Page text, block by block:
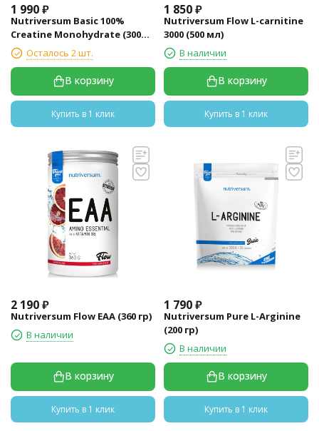
1 990₽
Nutriversum Basic 100%
Creatine Monohydrate (300
гр) Осталось 2 шт.
В корзину
Купить в 1 клик
1 850₽
Nutriversum Flow L-carnitine
3000 (500 мл)
В наличии
В корзину
Купить в 1 клик
2 190₽
Nutriversum Flow EAA (360 гр)
В наличии
В корзину
Купить в 1 клик
1 790₽
Nutriversum Pure L-Arginine
(200 гр)
В наличии
В корзину
Купить в 1 клик